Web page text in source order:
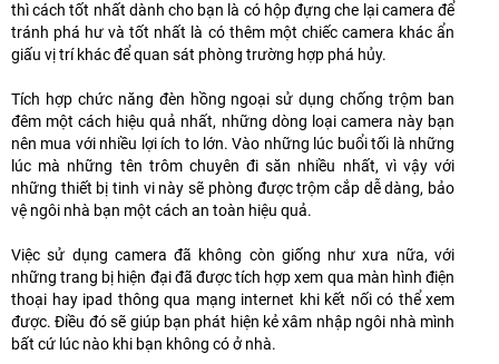
thì cách tốt nhất dành cho bạn là có hộp đựng che lại camera để
tránh phá hư và tốt nhất là có thêm một chiếc camera khác ẩn
giấu vị trí khác để quan sát phòng trường hợp phá hủy.
Tích hợp chức năng đèn hồng ngoại sử dụng chống trộm ban
đêm một cách hiệu quả nhất, những dòng loại camera này bạn
nên mua với nhiều lợi ích to lớn. Vào những lúc buổi tối là những
lúc mà những tên trôm chuyên đi săn nhiều nhất, vì vậy với
những thiết bị tinh vi này sẽ phòng được trộm cắp dễ dàng, bảo
vệ ngôi nhà bạn một cách an toàn hiệu quả.
Việc sử dụng camera đã không còn giống như xưa nữa, với
những trang bị hiện đại đã được tích hợp xem qua màn hình điện
thoại hay ipad thông qua mạng internet khi kết nối có thể xem
được. Điều đó sẽ giúp bạn phát hiện kẻ xâm nhập ngôi nhà mình
bất cứ lúc nào khi bạn không có ở nhà.